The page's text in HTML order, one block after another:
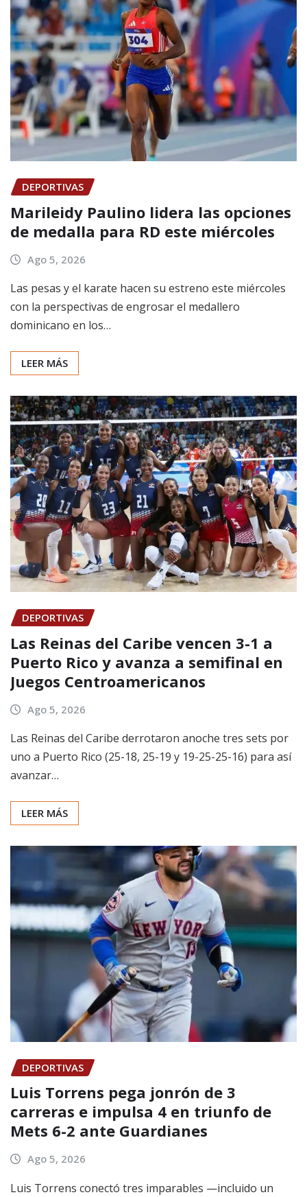
DEPORTIVAS
Marileidy Paulino lidera las opciones
de medalla para RD este miércoles
Ago 5, 2026
Las pesas y el karate hacen su estreno este miércoles
con la perspectivas de engrosar el medallero
dominicano en los…
LEER MÁS
DEPORTIVAS
Las Reinas del Caribe vencen 3-1 a
Puerto Rico y avanza a semifinal en
Juegos Centroamericanos
Ago 5, 2026
Las Reinas del Caribe derrotaron anoche tres sets por
uno a Puerto Rico (25-18, 25-19 y 19-25-25-16) para así
avanzar…
LEER MÁS
DEPORTIVAS
Luis Torrens pega jonrón de 3
carreras e impulsa 4 en triunfo de
Mets 6-2 ante Guardianes
Ago 5, 2026
Luis Torrens conectó tres imparables —incluido un